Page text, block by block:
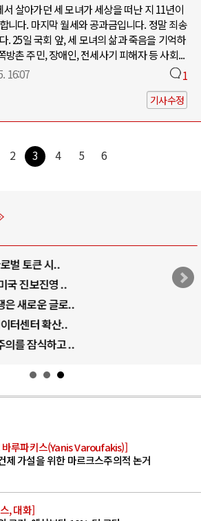
살아가던 세 모녀가 세상을 떠난 지 11년이
니다. 마지막 월세와 공과금입니다. 정말 죄송
. 25일 국회 앞, 세 모녀의 삶과 죽음을 기억하
방촌 주민, 장애인, 전세사기 피해자 등 사회...
16:07 1
기사수정
2 3 4 5 6
벌 토큰 시..
국 진보진영 ..
새로운 글로..
터센터 확산..
를 잠식하고 ..
바루파키스(Yanis Varoufakis)]
제 가설을 위한 마르크스주의적 논거
, 대화]